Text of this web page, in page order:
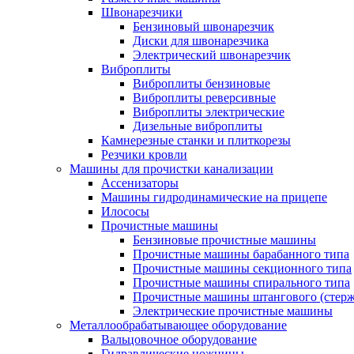
Швонарезчики
Бензиновый швонарезчик
Диски для швонарезчика
Электрический швонарезчик
Виброплиты
Виброплиты бензиновые
Виброплиты реверсивные
Виброплиты электрические
Дизельные виброплиты
Камнерезные станки и плиткорезы
Резчики кровли
Машины для прочистки канализации
Ассенизаторы
Машины гидродинамические на прицепе
Илососы
Прочистные машины
Бензиновые прочистные машины
Прочистные машины барабанного типа
Прочистные машины секционного типа
Прочистные машины спирального типа
Прочистные машины штангового
Электрические прочистные машины
Металлообрабатывающее оборудование
Вальцовочное оборудование